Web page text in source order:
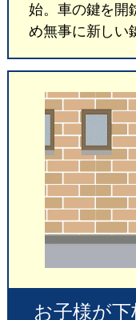
始。車の鍵を開
め無事に新しい
お子様が